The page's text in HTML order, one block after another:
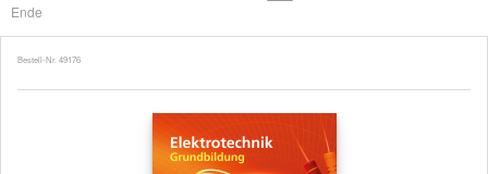
Ende
Bestell-Nr. 49176